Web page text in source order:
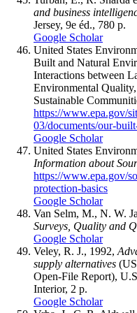
and business
Jersey, 9e éd., 780 p.
Google Scholar
United States
Built and Natural
Interactions between
Environmental
Sustainable
https://www.epa.gov/
03/documents/our-
Google Scholar
United States
Information about
https://www.epa.gov/
protection-basics
Google Scholar
Van Selm, M., N. W.
Surveys, Quality and
Google Scholar
Veley, R. J., 1992,
supply alternatives
Open-File Report),
Interior, 2 p.
Google Scholar